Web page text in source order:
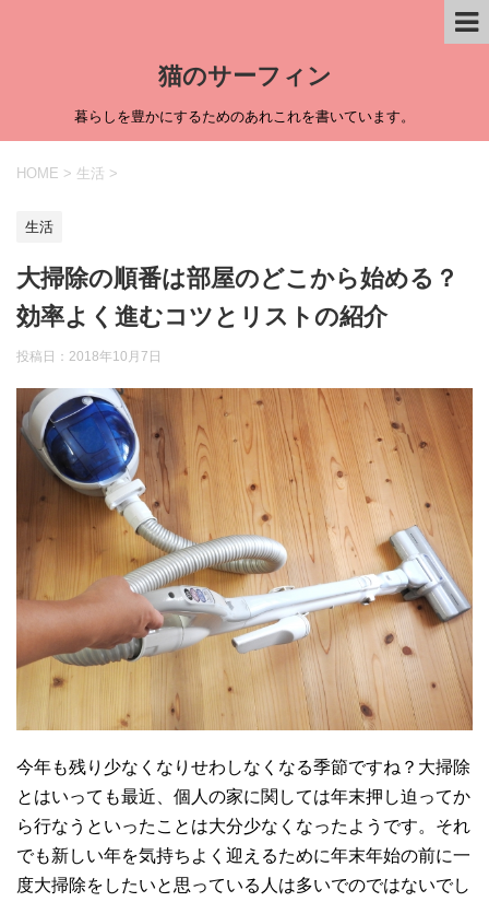
猫のサーフィン
暮らしを豊かにするためのあれこれを書いています。
HOME > 生活 >
生活
大掃除の順番は部屋のどこから始める？
効率よく進むコツとリストの紹介
投稿日： 2018年10月7日
今年も残り少なくなりせわしなくなる季節ですね？大掃除
とはいっても最近、個人の家に関しては年末押し迫ってか
ら行なうといったことは大分少なくなったようです。それ
でも新しい年を気持ちよく迎えるために年末年始の前に一
度大掃除をしたいと思っている人は多いでのではないでし